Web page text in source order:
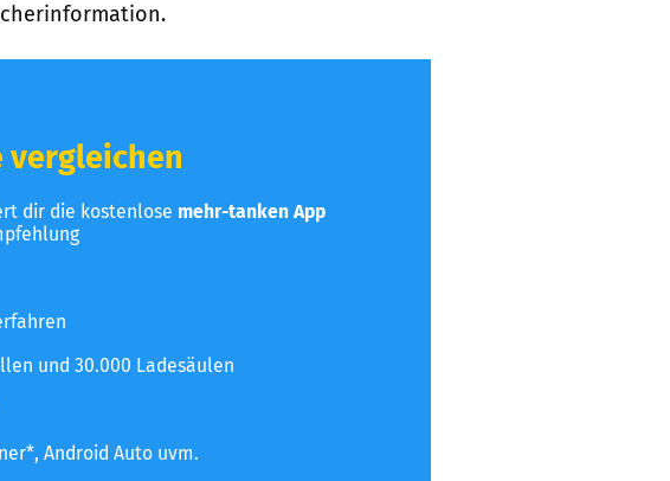
vergleichen
dir die kostenlose mehr-tanken App
und 30.000 Ladesäulen
Android Auto uvm.